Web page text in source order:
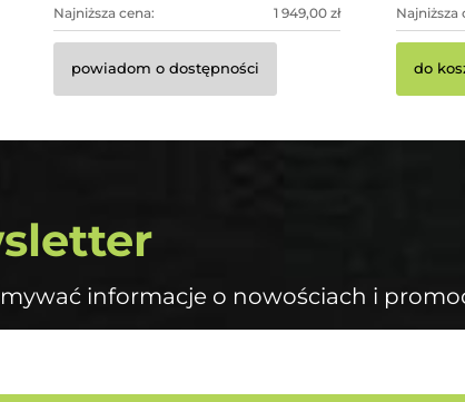
Najniższa cena: 1 949,00 zł
powiadom o dostępności
Najniższa
do
informacje o nowościach i